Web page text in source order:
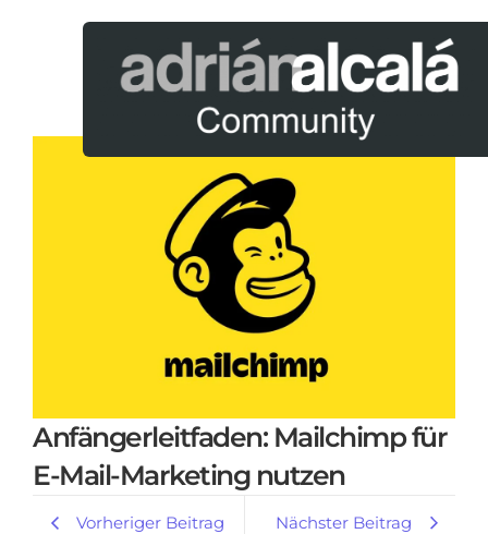
Anfängerleitfaden: Mailchimp für
E-Mail-Marketing nutzen
Vorheriger Beitrag Nächster Beitrag